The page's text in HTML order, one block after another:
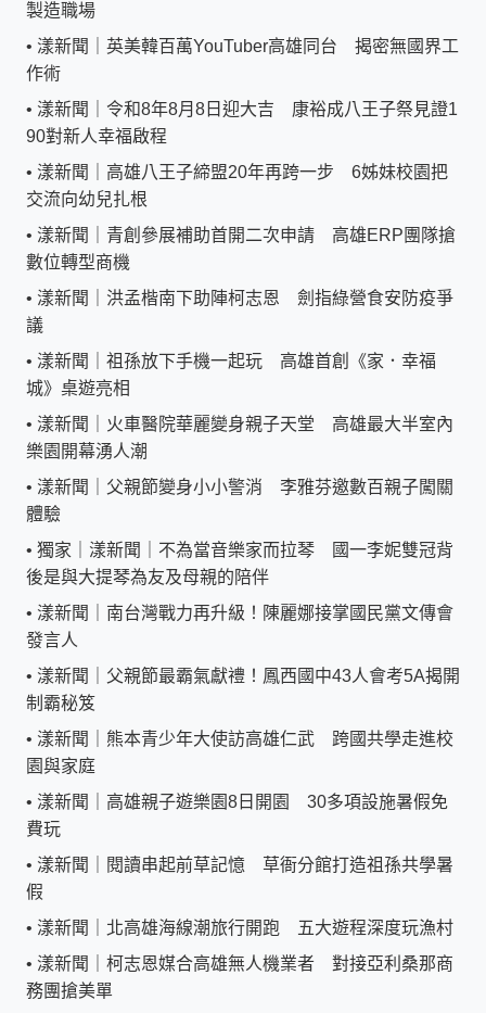
製造職場
• 漾新聞｜英美韓百萬YouTuber高雄同台 揭密無國界工
作術
• 漾新聞｜令和8年8月8日迎大吉 康裕成八王子祭見證1
90對新人幸福啟程
• 漾新聞｜高雄八王子締盟20年再跨一步 6姊妹校園把
交流向幼兒扎根
• 漾新聞｜青創參展補助首開二次申請 高雄ERP團隊搶
數位轉型商機
• 漾新聞｜洪孟楷南下助陣柯志恩 劍指綠營食安防疫爭
議
• 漾新聞｜祖孫放下手機一起玩 高雄首創《家．幸福
城》桌遊亮相
• 漾新聞｜火車醫院華麗變身親子天堂 高雄最大半室內
樂園開幕湧人潮
• 漾新聞｜父親節變身小小警消 李雅芬邀數百親子闖關
體驗
• 獨家｜漾新聞｜不為當音樂家而拉琴 國一李妮雙冠背
後是與大提琴為友及母親的陪伴
• 漾新聞｜南台灣戰力再升級！陳麗娜接掌國民黨文傳會
發言人
• 漾新聞｜父親節最霸氣獻禮！鳳西國中43人會考5A揭開
制霸秘笈
• 漾新聞｜熊本青少年大使訪高雄仁武 跨國共學走進校
園與家庭
• 漾新聞｜高雄親子遊樂園8日開園 30多項設施暑假免
費玩
• 漾新聞｜閱讀串起前草記憶 草衙分館打造祖孫共學暑
假
• 漾新聞｜北高雄海線潮旅行開跑 五大遊程深度玩漁村
• 漾新聞｜柯志恩媒合高雄無人機業者 對接亞利桑那商
務團搶美單